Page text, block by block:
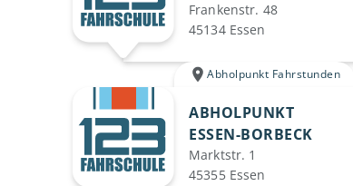
Frankenstr. 48
45134 Essen
Abholpunkt Fahrstunden
ABHOLPUNKT
ESSEN-BORBECK
Marktstr. 1
45355 Essen